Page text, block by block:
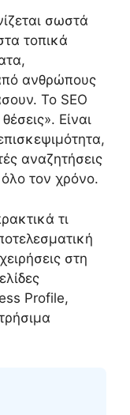
σωστά
τοπικά
ανθρώπους
Το SEO
Είναι
αναζητήσεις
τον χρόνο.
τι
στη
Profile,